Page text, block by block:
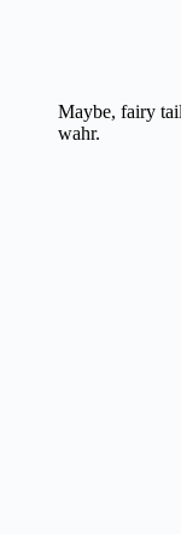
Maybe, fairy
wahr.